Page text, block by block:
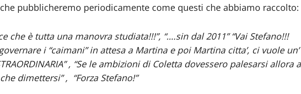
pubblicheremo periodicamente come questi che abbiamo raccolto:
che è tutta una manovra studiata!!!”, “….sin dal 2011” “Vai Stefano!!!
governare i “caimani” in attesa a Martina e poi Martina citta’, ci vuole un’
, “Se le ambizioni di Coletta dovessero palesarsi allora
dimettersi” , “Forza Stefano!”